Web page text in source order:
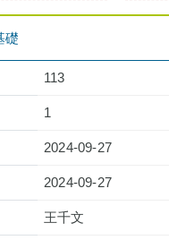
礎
113
1
2024-09-27
2024-09-27
王千文